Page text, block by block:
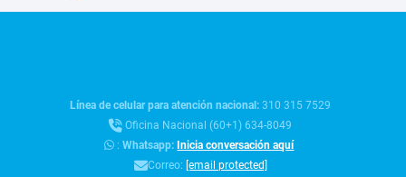
Línea de celular para atención nacional:310 315 7529
Oficina Nacional (60+1) 634-8049
:Whatsapp: Inicia conversación aquí
Correo: [email protected]